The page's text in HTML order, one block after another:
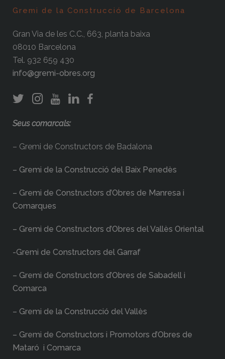
Gremi de la Construcció de Barcelona
Gran Via de les C.C., 663, planta baixa
08010 Barcelona
Tel. 932 659 430
info@gremi-obres.org
Seus comarcals:
– Gremi de Constructors de Badalona
– Gremi de la Construcció del Baix Penedès
– Gremi de Constructors d’Obres de Manresa i
Comarques
– Gremi de Constructors d’Obres del Vallès Oriental
-Gremi de Constructors del Garraf
– Gremi de Constructors d’Obres de Sabadell i
Comarca
– Gremi de la Construcció del Vallès
– Gremi de Constructors i Promotors d’Obres de
Mataró i Comarca